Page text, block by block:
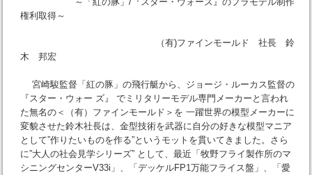
権利取得～
（有)ファインモールド 社長 鈴
木 邦宏
宮崎駿監督「紅の豚」の飛行艇から、ジョージ・ルーカス監督の
『スター・ウォー ズ』 でミリタリーモデル専門メーカーと言われ
た無名の＜（有）ファインモールド＞を 一躍世界の模型メーカーに
変貌させた鈴木社長は、金型技術を武器に自分の好きな模型マニア
として”作りたいものを作る”というモットを貫いてきました。さら
に”大人の社会見学シリーズ” として、最近「牧野フライ製作所のマ
シニングセンターV33i」、「デッケルFP1万能フライス盤」、「愛